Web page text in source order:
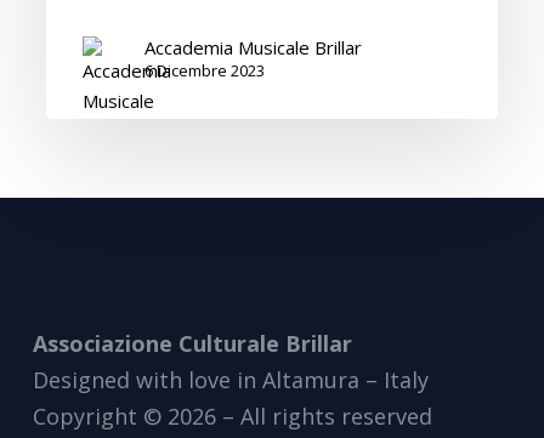
Accademia Musicale Brillar
6 Dicembre 2023
Associazione Culturale Brillar
Designed with love in Altamura – Italy
Copyright © 2026 – All rights reserved